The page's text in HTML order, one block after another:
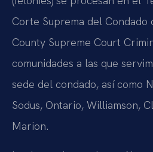
Corte Suprema del Condado
County Supreme Court
comunidades a las que
sede del condado, así como
Sodus, Ontario, Williamson,
Marion.